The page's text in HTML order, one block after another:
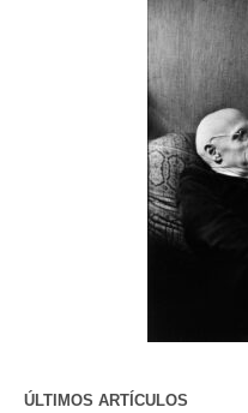
ÚLTIMOS ARTÍCULOS